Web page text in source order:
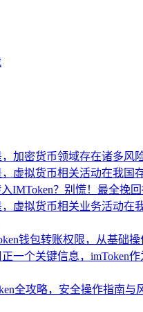
加密货币领域存在诸多风
虚拟货币相关活动在我国
IMToken？别慌！最全挽
虚拟货币相关业务活动在
钱包转账权限，从基础
一个关键信息，imToken
全攻略，安全操作指南与